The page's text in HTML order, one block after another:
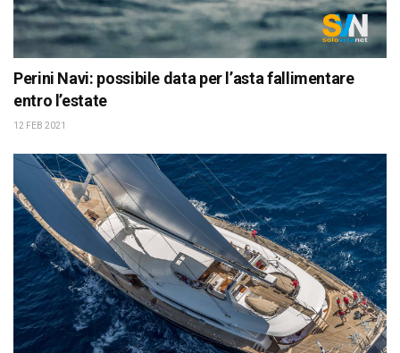
Perini Navi: possibile data per l’asta fallimentare
entro l’estate
12 FEB 2021